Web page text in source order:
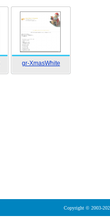
gr-XmasWhite
Copyright © 2003-